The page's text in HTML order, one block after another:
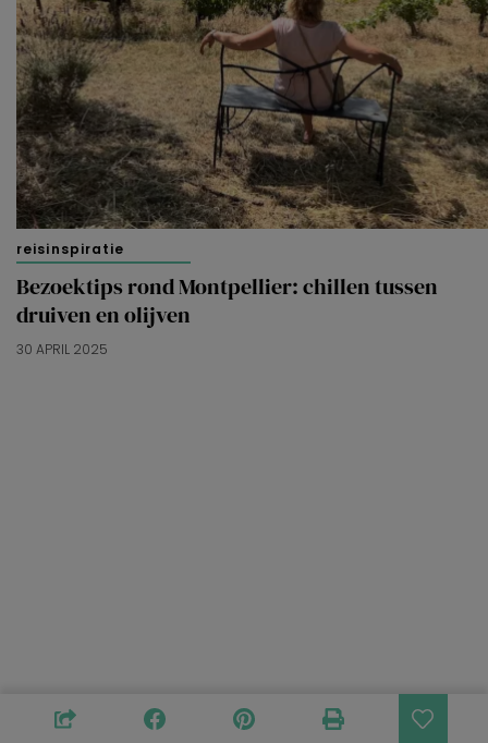
reisinspiratie
Bezoektips rond Montpellier: chillen tussen
druiven en olijven
30 APRIL 2025